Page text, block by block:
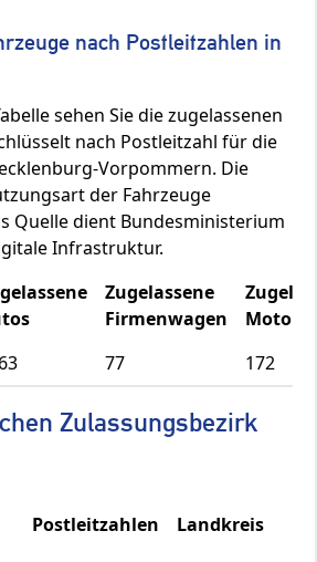
nach Postleitzahlen in
sehen Sie die zugelassenen
nach Postleitzahl für die
Vorpommern. Die
der Fahrzeuge
Quelle dient Bundesministerium
Infrastruktur.
Zugelassene
Firmenwagen
77 172
Zulassungsbezirk
Postleitzahlen Landkreis